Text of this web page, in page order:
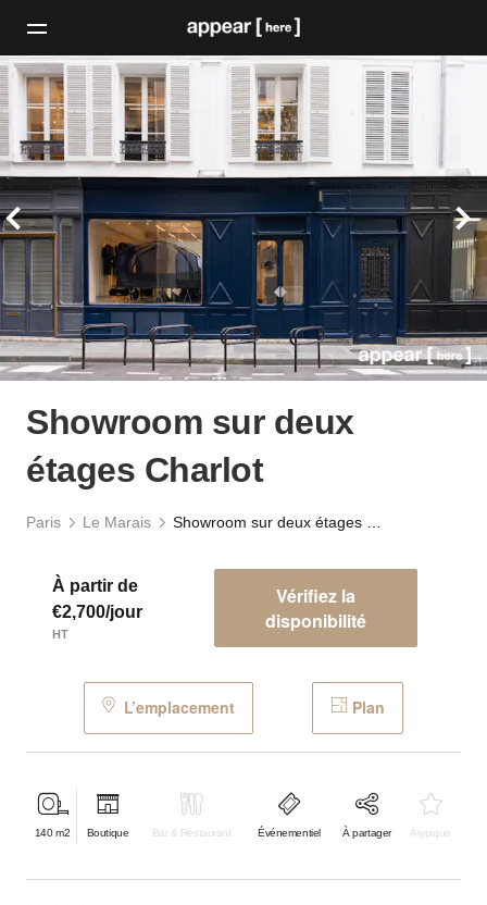
Showroom sur deux
étages Charlot
Paris Le Marais
À partir de
€2,700/jour
HT
Vérifiez la
disponibilité
L’emplacement Plan
140 m2 Boutique Bar & Restaurant Événementiel À partager Atypique